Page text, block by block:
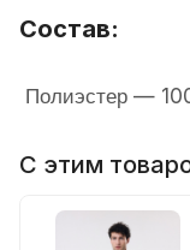
Состав:
Полиэстер —
С этим